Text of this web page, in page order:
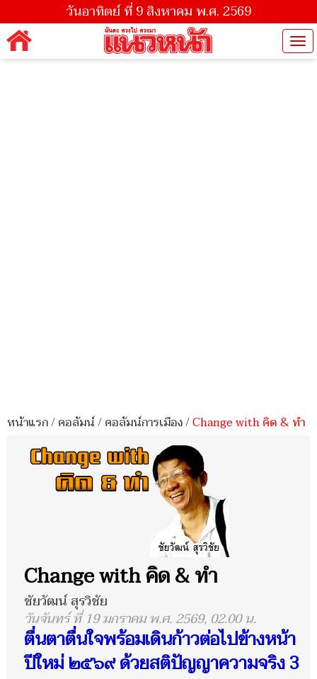
วันอาทิตย์ ที่ 9 สิงหาคม พ.ศ. 2569
หน้าแรก/คอลัมน์/คอลัมน์การเมือง/Change with คิด & ทำ
Change with คิด & ทำ
ชัยวัฒน์ สุรวิชัย
วันจันทร์ ที่ 19 มกราคม พ.ศ. 2569, 02.00 น.
ตื่นตาตื่นใจพร้อมเดินก้าวต่อไปข้างหน้า
ปีใหม่ ๒๕๖๙ ด้วยสติปัญญาความจริง 3